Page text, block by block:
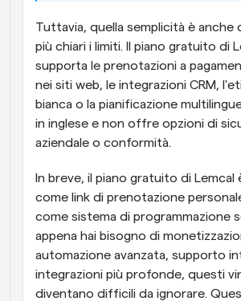
Tuttavia, quella semplicità è anche
più chiari i limiti. Il piano gratuito di
supporta le prenotazioni a
nei siti web, le integrazioni CRM,
bianca o la pianificazione
in inglese e non offre opzioni di
aziendale o conformità.
In breve, il piano gratuito di Lemcal
come link di prenotazione
come sistema di programmazione
appena hai bisogno di
automazione avanzata, supporto
integrazioni più profonde, questi
diventano difficili da ignorare.